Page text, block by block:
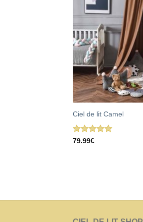
Ciel de lit Camel
Note5.00
79.99€